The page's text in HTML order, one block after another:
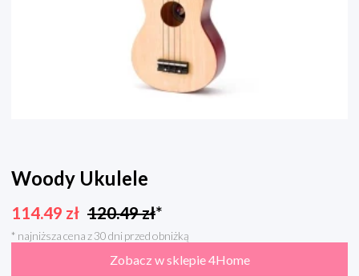
Woody Ukulele
114.49 zł 120.49zł*
* najniższa cena z 30 dni przed obniżką
Zobacz w sklepie 4Home